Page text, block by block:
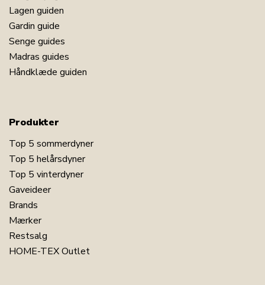
Lagen guiden
Gardin guide
Senge guides
Madras guides
Håndklæde guiden
Produkter
Top 5 sommerdyner
Top 5 helårsdyner
Top 5 vinterdyner
Gaveideer
Brands
Mærker
Restsalg
HOME-TEX Outlet